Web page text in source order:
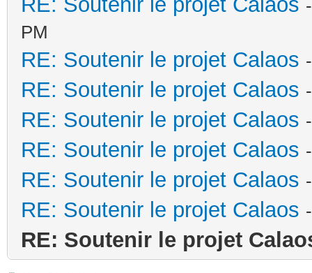
PM
RE: Soutenir le projet Calaos
RE: Soutenir le projet Calaos
RE: Soutenir le projet Calaos
RE: Soutenir le projet Calaos
RE: Soutenir le projet Calaos
RE: Soutenir le projet Calaos
RE: Soutenir le projet